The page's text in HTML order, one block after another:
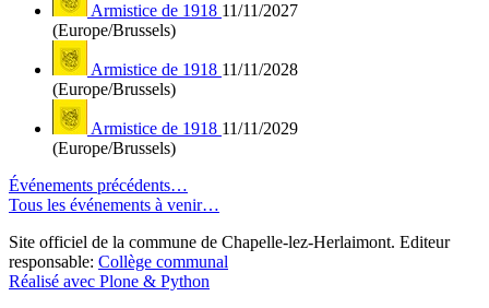
Armistice de 1918 11/11/2027
(Europe/Brussels)
Armistice de 1918 11/11/2028
(Europe/Brussels)
Armistice de 1918 11/11/2029
(Europe/Brussels)
Événements précédents…
Tous les événements à venir…
Site officiel de la commune de Chapelle-lez-Herlaimont. Editeur
responsable: Collège communal
Réalisé avec Plone & Python